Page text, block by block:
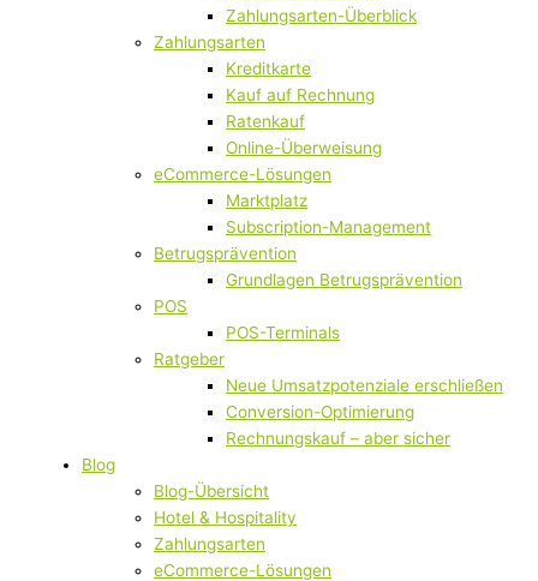
Zahlungsarten-Überblick
Zahlungsarten
Kreditkarte
Kauf auf Rechnung
Ratenkauf
Online-Überweisung
eCommerce-Lösungen
Marktplatz
Subscription-Management
Betrugsprävention
Grundlagen Betrugsprävention
POS
POS-Terminals
Ratgeber
Neue Umsatzpotenziale erschließen
Conversion-Optimierung
Rechnungskauf – aber sicher
Blog
Blog-Übersicht
Hotel & Hospitality
Zahlungsarten
eCommerce-Lösungen